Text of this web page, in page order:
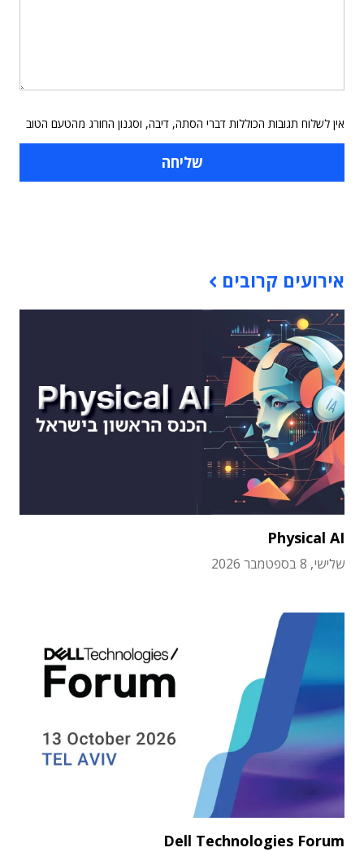
אין לשלוח תגובות הכוללות דברי הסתה, דיבה, וסגנון החורג מהטעם הטוב
אירועים קרובים
Physical AI
שלישי, 8 בספטמבר 2026
Dell Technologies Forum